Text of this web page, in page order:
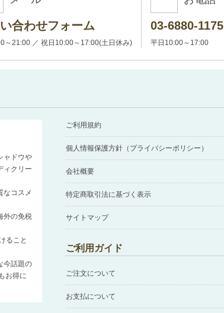
合わせフォーム
～21:00 ／ 祝日10:00～17:00(土日休み)
03-6880-1175
平日10:00～17:00
ャドウや
ィクリー
なコスメ
外の免税
ること
今話題の
お得に
ご利用規約
個人情報保護方針（プライバシーポリシー）
会社概要
特定商取引法に基づく表示
サイトマップ
ご利用ガイド
ご注文について
お支払について